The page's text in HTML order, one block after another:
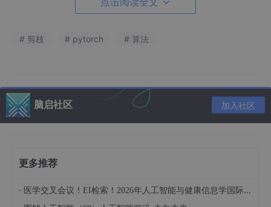
# 剪枝 # pytorch # 算法
脑启社区 加入社区
更多推荐
· 医学交叉会议！EI检索！2026年人工智能与健康信息学国际学术会议（AIHI 2026）